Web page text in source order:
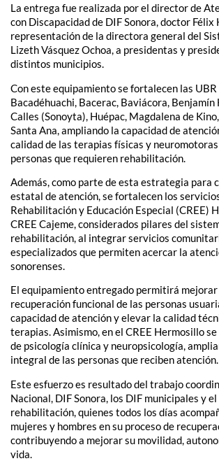
La entrega fue realizada por el director de
con Discapacidad de DIF Sonora, doctor Félix
representación de la directora general del
Lizeth Vásquez Ochoa, a presidentas y
distintos municipios.
Con este equipamiento se fortalecen las UBR
Bacadéhuachi, Bacerac, Baviácora,
Calles (Sonoyta), Huépac, Magdalena de
Santa Ana, ampliando la capacidad de
calidad de las terapias físicas y
personas que requieren rehabilitación.
Además, como parte de esta estrategia para
estatal de atención, se fortalecen los
Rehabilitación y Educación Especial (CREE)
CREE Cajeme, considerados pilares del
rehabilitación, al integrar servicios
especializados que permiten acercar la
sonorenses.
El equipamiento entregado permitirá mejorar
recuperación funcional de las personas
capacidad de atención y elevar la calidad
terapias. Asimismo, en el CREE Hermosillo
de psicología clínica y neuropsicología,
integral de las personas que reciben atención.
Este esfuerzo es resultado del trabajo
Nacional, DIF Sonora, los DIF municipales y
rehabilitación, quienes todos los días
mujeres y hombres en su proceso de
contribuyendo a mejorar su movilidad,
vida.